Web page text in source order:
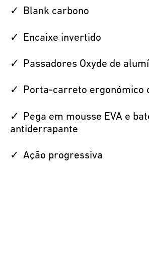
Blank carbono
Encaixe invertido
Passadores Oxyde de
Porta-carreto ergonómico
Pega em mousse EVA e
antiderrapante
Ação progressiva